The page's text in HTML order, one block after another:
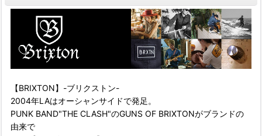
【BRIXTON】-ブリクストン-
2004年LAはオーシャンサイドで発足。
PUNK BAND"THE CLASH"のGUNS OF BRIXTONがブランドの
由来で